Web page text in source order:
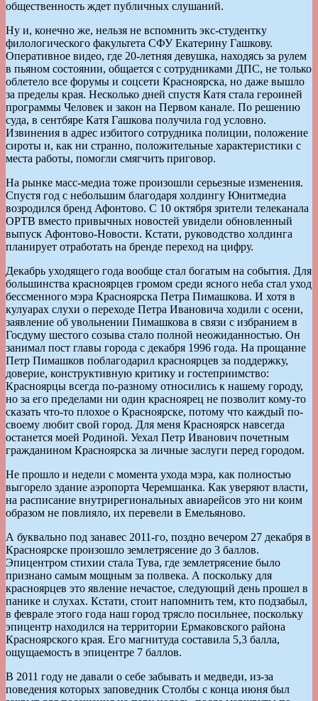
общественность ждет публичных слушаний.
Ну и, конечно же, нельзя не вспомнить экс-студентку
филологического факультета СФУ Екатерину Гашкову.
Оперативное видео, где 20-летняя девушка, находясь за рулем
в пьяном состоянии, общается с сотрудниками ДПС, не только
облетело все форумы и соцсети Красноярска, но даже вышло
за пределы края. Несколько дней спустя Катя стала героиней
программы Человек и закон на Первом канале. По решению
суда, в сентбяре Катя Гашкова получила год условно.
Извинения в адрес избитого сотрудника полиции, положение
сироты и, как ни странно, положительные характеристики с
места работы, помогли смягчить приговор.
На рынке масс-медиа тоже произошли серьезные изменения.
Спустя год с небольшим благодаря холдингу Юнитмедиа
возродился бренд Афонтово. С 10 октября зрители телеканала
ОРТВ вместо привычных новостей увидели обновленный
выпуск Афонтово-Новости. Кстати, руководство холдинга
планирует отработать на бренде переход на цифру.
Декабрь уходящего года вообще стал богатым на события. Для
большинства красноярцев громом среди ясного неба стал уход
бессменного мэра Красноярска Петра Пимашкова. И хотя в
кулуарах слухи о переходе Петра Ивановича ходили с осени,
заявление об увольнении Пимашкова в связи с избранием в
Госдуму шестого созыва стало полной неожиданностью. Он
занимал пост главы города с декабря 1996 года. На прощание
Петр Пимашков поблагодарил красноярцев за поддержку,
доверие, конструктивную критику и гостеприимство:
Красноярцы всегда по-разному относились к нашему городу,
но за его пределами ни один красноярец не позволит кому-то
сказать что-то плохое о Красноярске, потому что каждый по-
своему любит свой город. Для меня Красноярск навсегда
останется моей Родиной. Уехал Петр Иванович почетным
гражданином Красноярска за личные заслуги перед городом.
Не прошло и недели с момента ухода мэра, как полностью
выгорело здание аэропорта Черемшанка. Как уверяют власти,
на расписание внутрирегиональных авиарейсов это ни коим
образом не повлияло, их перевели в Емельяново.
А буквально под занавес 2011-го, поздно вечером 27 декабря в
Красноярске произошло землетрясение до 3 баллов.
Эпицентром стихии стала Тува, где землетрясение было
признано самым мощным за полвека. А поскольку для
красноярцев это явление нечастое, следующий день прошел в
панике и слухах. Кстати, стоит напомнить тем, кто подзабыл,
в феврале этого года наш город трясло посильнее, поскольку
эпицентр находился на территории Ермаковского района
Красноярского края. Его магнитуда составила 5,3 балла,
ощущаемость в эпицентре 7 баллов.
В 2011 году не давали о себе забывать и медведи, из-за
поведения которых заповедник Столбы с конца июня был